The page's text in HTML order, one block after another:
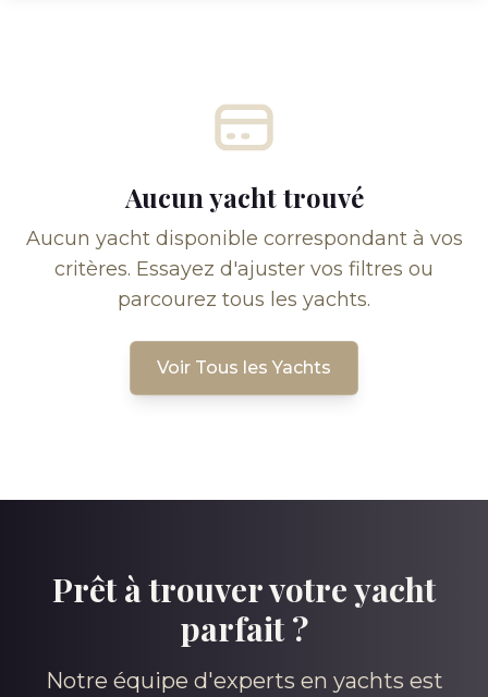
Aucun yacht trouvé
Aucun yacht disponible correspondant à vos
critères. Essayez d'ajuster vos filtres ou
parcourez tous les yachts.
Voir Tous les Yachts
Prêt à trouver votre yacht
parfait ?
Notre équipe d'experts en yachts est